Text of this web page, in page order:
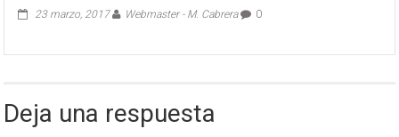
23 marzo, 2017 Webmaster - M. Cabrera 0
Deja una respuesta